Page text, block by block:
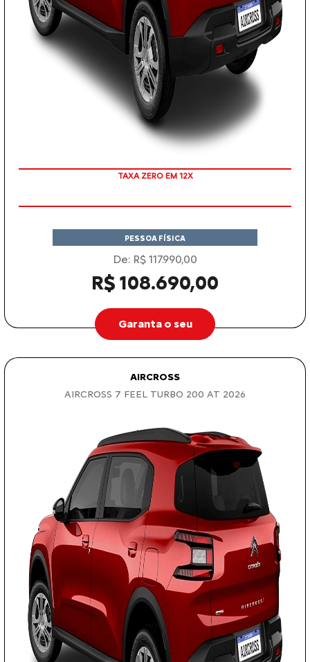
COM SEU USADO NA TROCA
PESSOA FÍSICA
De: R$ 117.990,00
R$ 108.690,00
Garanta o seu
AIRCROSS
AIRCROSS 7 FEEL TURBO 200 AT 2026